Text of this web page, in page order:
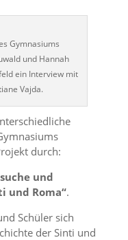
Gymnasiums
und Hannah
ein Interview mit
Vajda.
durch:
und
und Roma“.
Schüler sich
der Sinti und